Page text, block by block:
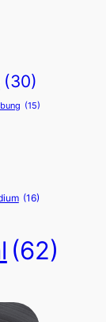
(30)
(15)
(16)
(62)